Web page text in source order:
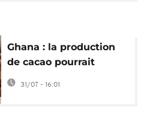
Ghana : la production
de cacao pourrait
chuter de 16 % en 2026-
2027
31/07 - 16:01